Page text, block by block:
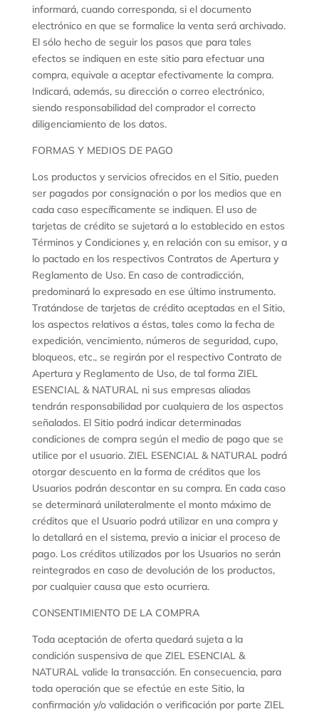
informará, cuando corresponda, si el documento
electrónico en que se formalice la venta será archivado.
El sólo hecho de seguir los pasos que para tales
efectos se indiquen en este sitio para efectuar una
compra, equivale a aceptar efectivamente la compra.
Indicará, además, su dirección o correo electrónico,
siendo responsabilidad del comprador el correcto
diligenciamiento de los datos.
FORMAS Y MEDIOS DE PAGO
Los productos y servicios ofrecidos en el Sitio, pueden
ser pagados por consignación o por los medios que en
cada caso específicamente se indiquen. El uso de
tarjetas de crédito se sujetará a lo establecido en estos
Términos y Condiciones y, en relación con su emisor, y a
lo pactado en los respectivos Contratos de Apertura y
Reglamento de Uso. En caso de contradicción,
predominará lo expresado en ese último instrumento.
Tratándose de tarjetas de crédito aceptadas en el Sitio,
los aspectos relativos a éstas, tales como la fecha de
expedición, vencimiento, números de seguridad, cupo,
bloqueos, etc., se regirán por el respectivo Contrato de
Apertura y Reglamento de Uso, de tal forma ZIEL
ESENCIAL & NATURAL ni sus empresas aliadas
tendrán responsabilidad por cualquiera de los aspectos
señalados. El Sitio podrá indicar determinadas
condiciones de compra según el medio de pago que se
utilice por el usuario. ZIEL ESENCIAL & NATURAL podrá
otorgar descuento en la forma de créditos que los
Usuarios podrán descontar en su compra. En cada caso
se determinará unilateralmente el monto máximo de
créditos que el Usuario podrá utilizar en una compra y
lo detallará en el sistema, previo a iniciar el proceso de
pago. Los créditos utilizados por los Usuarios no serán
reintegrados en caso de devolución de los productos,
por cualquier causa que esto ocurriera.
CONSENTIMIENTO DE LA COMPRA
Toda aceptación de oferta quedará sujeta a la
condición suspensiva de que ZIEL ESENCIAL &
NATURAL valide la transacción. En consecuencia, para
toda operación que se efectúe en este Sitio, la
confirmación y/o validación o verificación por parte ZIEL